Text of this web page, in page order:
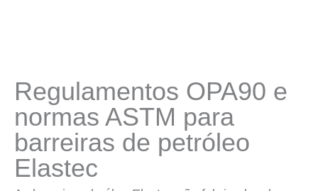
Regulamentos OPA90 e
normas ASTM para
barreiras de petróleo
Elastec